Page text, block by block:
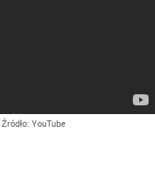
Źródło: YouTube